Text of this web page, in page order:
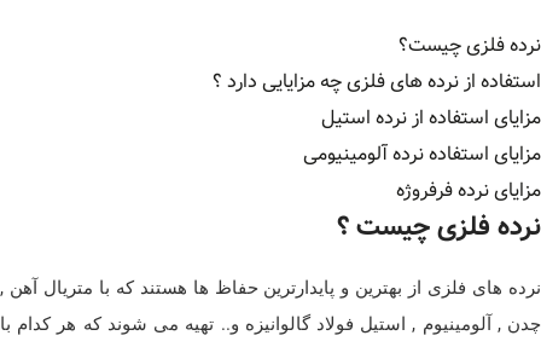
نرده فلزی چیست؟
استفاده از نرده های فلزی چه مزایایی دارد ؟
مزایای استفاده از نرده استیل
مزایای استفاده نرده آلومینیومی
مزایای نرده فرفروژه
نرده فلزی چیست ؟
نرده های فلزی از بهترین و پایدارترین حفاظ ها هستند که با متریال آهن ,
چدن , آلومینیوم , استیل فولاد گالوانیزه و.. تهیه می شوند که هر کدام با